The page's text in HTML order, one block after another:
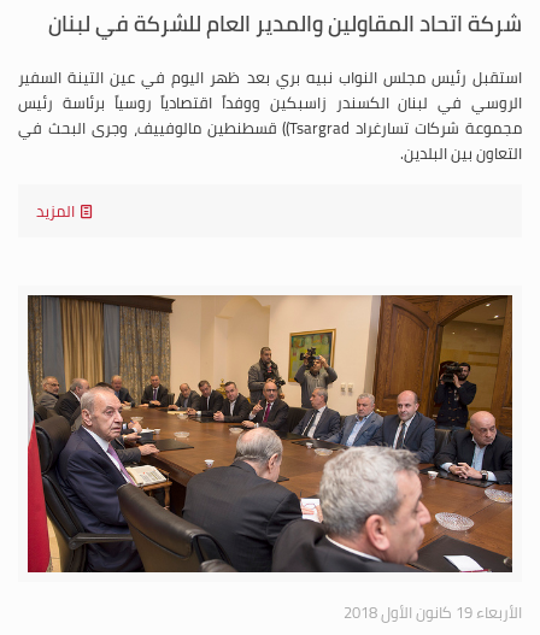
شركة اتحاد المقاولين والمدير العام للشركة في لبنان
استقبل رئيس مجلس النواب نبيه بري بعد ظهر اليوم في عين التينة السفير
الروسي في لبنان الكسندر زاسبكين ووفداً اقتصادياً روسياً برئاسة رئيس
مجموعة شركات تسارغراد Tsargrad)) قسطنطين مالوفييف، وجرى البحث في
التعاون بين البلدين.
المزيد
الأربعاء 19 كانون الأول 2018